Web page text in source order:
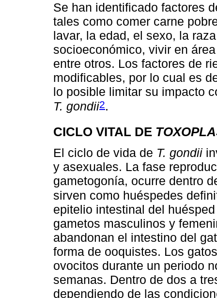
Se han identificado factores
tales como comer carne
lavar, la edad, el sexo, la
socioeconómico, vivir en
entre otros. Los factores de
modificables, por lo cual es
lo posible limitar su impacto
T. gondii2.
CICLO VITAL DE
El ciclo de vida de T. gondii
y asexuales. La fase
gametogonía, ocurre dentro
sirven como huéspedes
epitelio intestinal del
gametos masculinos y
abandonan el intestino del
forma de ooquistes. Los
ovocitos durante un periodo
semanas. Dentro de dos a
dependiendo de las